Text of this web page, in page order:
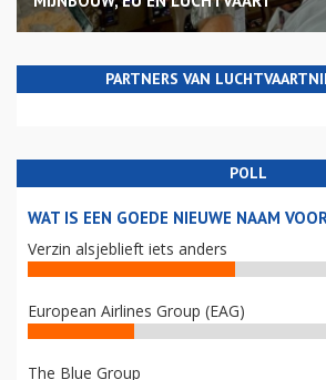
PARTNERS VAN
POLL
WAT IS EEN GOEDE NIEUWE NAAM
Verzin alsjeblieft iets anders
European Airlines Group (EAG)
The Blue Group